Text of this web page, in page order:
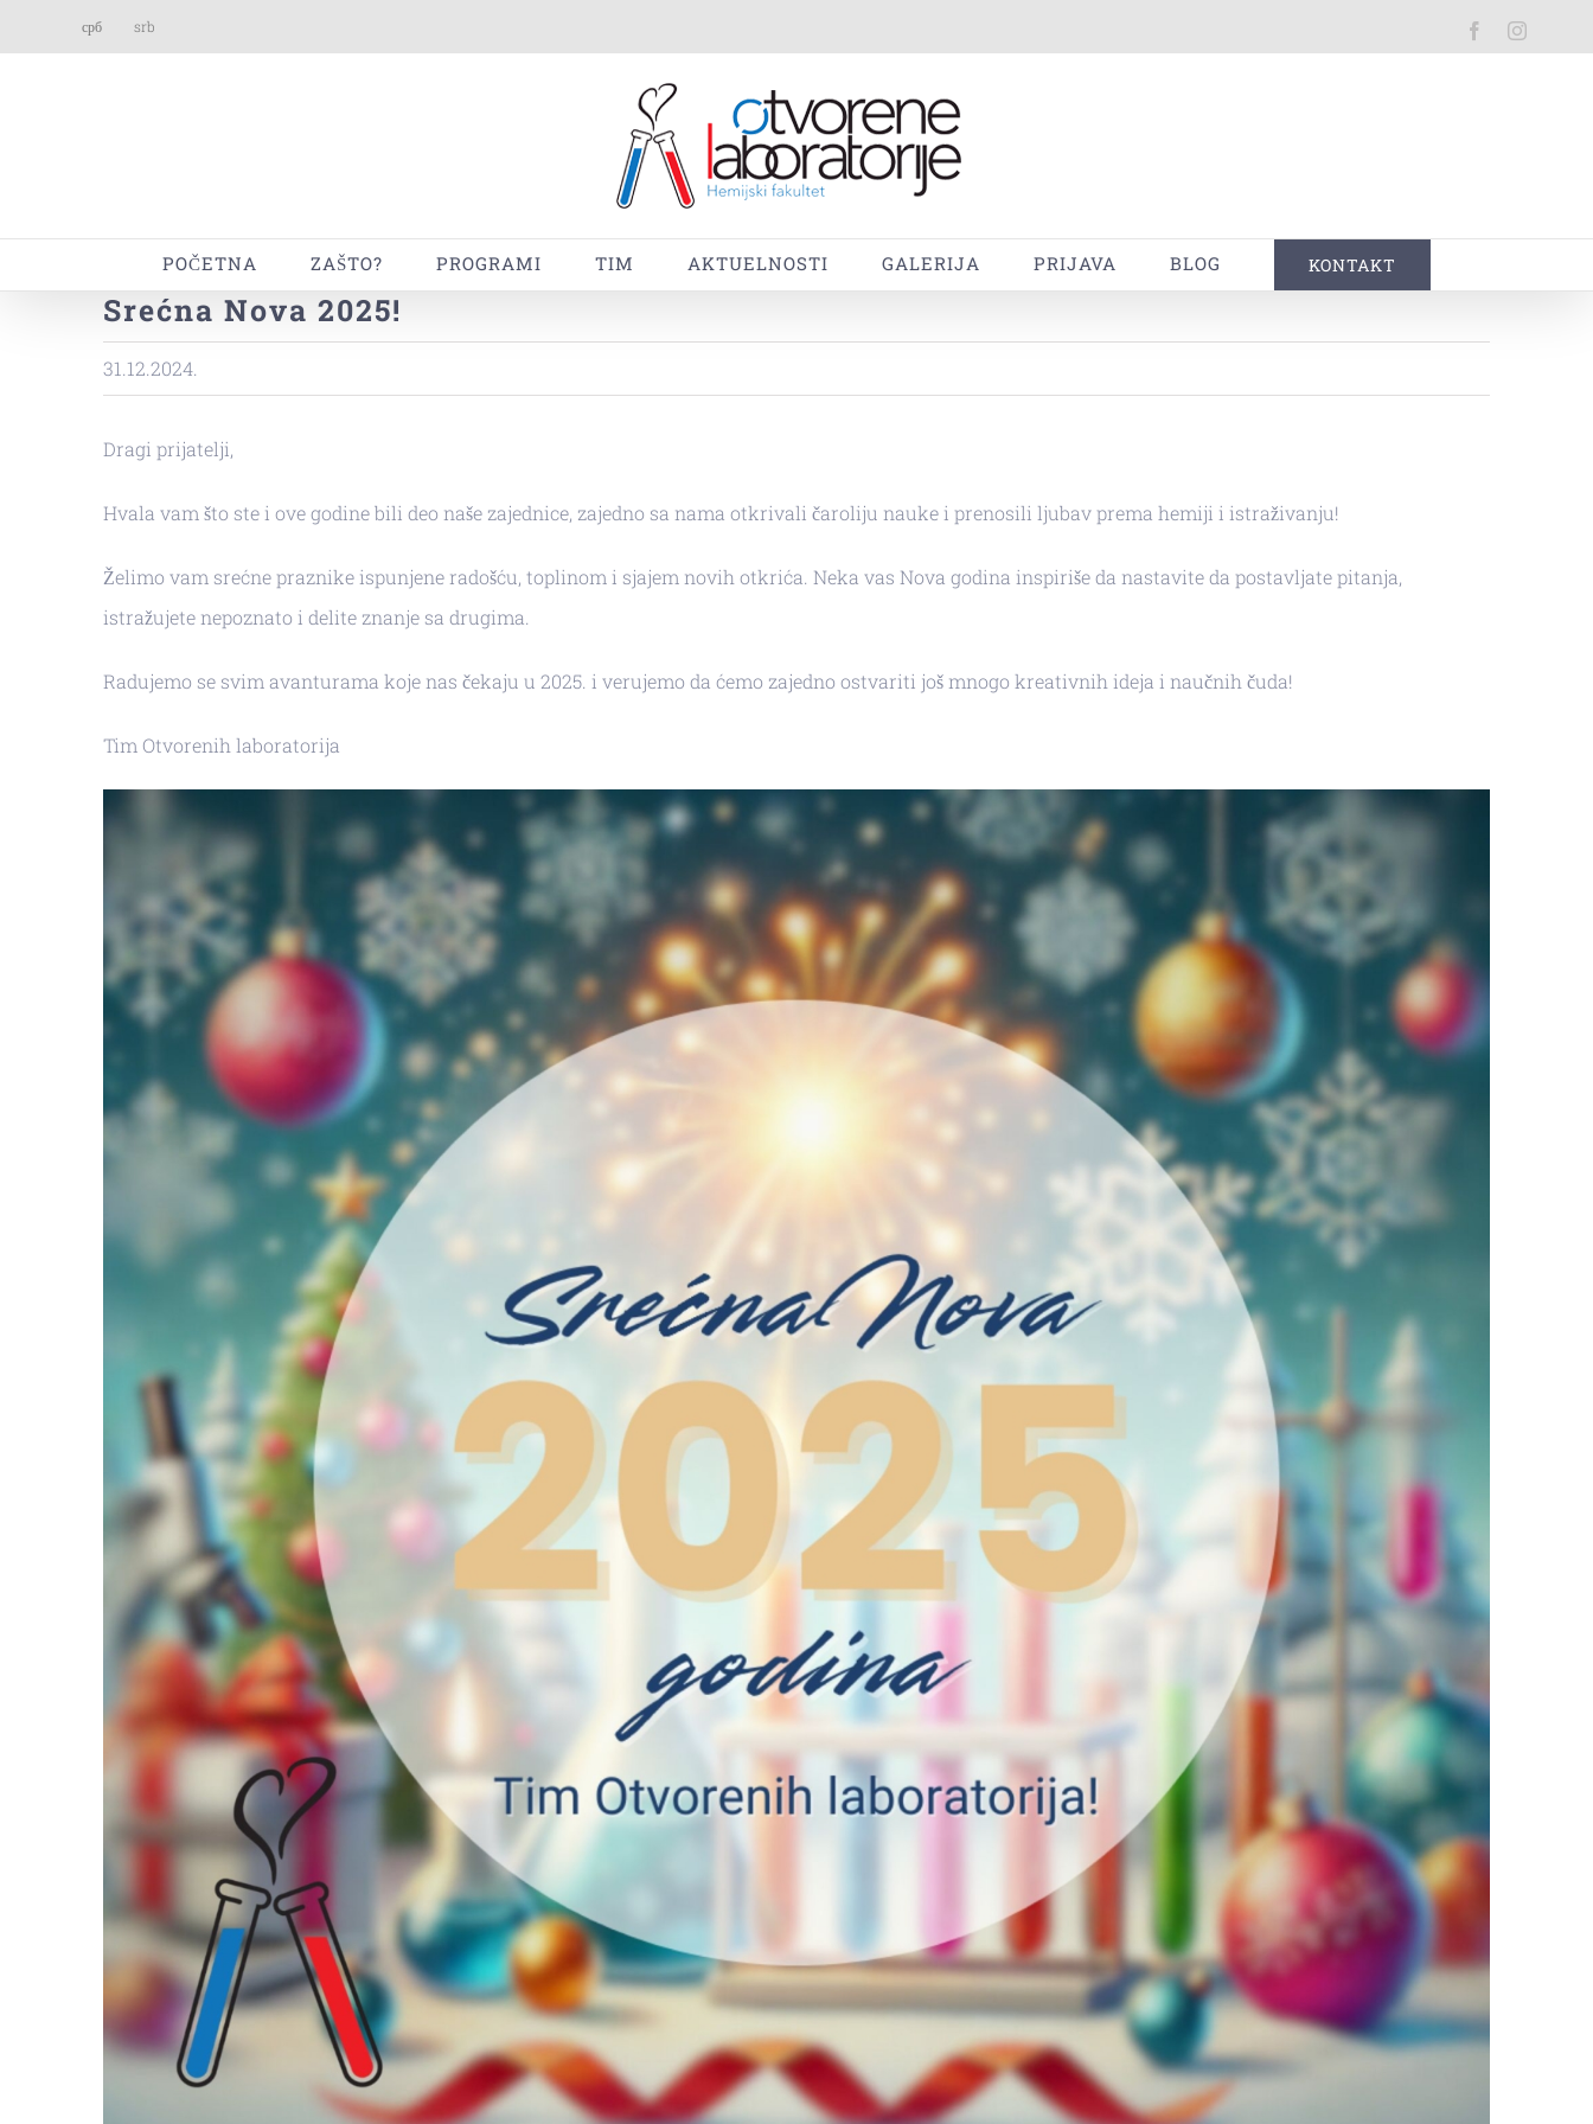
to
срб srb Facebook
POČETNA ZAŠTO? PROGRAMI TIM AKTUELNOSTI GALERIJA PRIJAVA BLOG KONTAKT
Srećna Nova 2025!
31.12.2024.
Dragi prijatelji,
Hvala vam što ste i ove godine bili deo naše zajednice, zajedno sa nama otkrivali čaroliju nauke i prenosili ljubav prema hemiji i istraživanju!
Želimo vam srećne praznike ispunjene radošću, toplinom i sjajem novih otkrića. Neka vas Nova godina inspiriše da nastavite da postavljate pitanja,
istražujete nepoznato i delite znanje sa drugima.
Radujemo se svim avanturama koje nas čekaju u 2025. i verujemo da ćemo zajedno ostvariti još mnogo kreativnih ideja i naučnih čuda!
Tim Otvorenih laboratorija